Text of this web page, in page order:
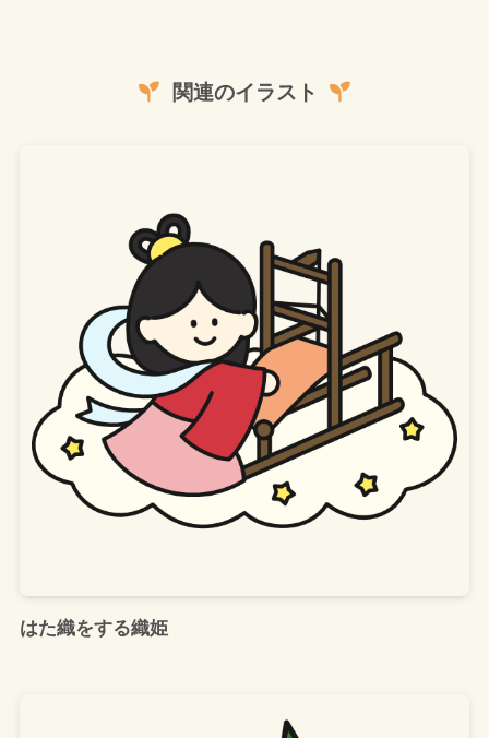
関連のイラスト
はた織をする織姫